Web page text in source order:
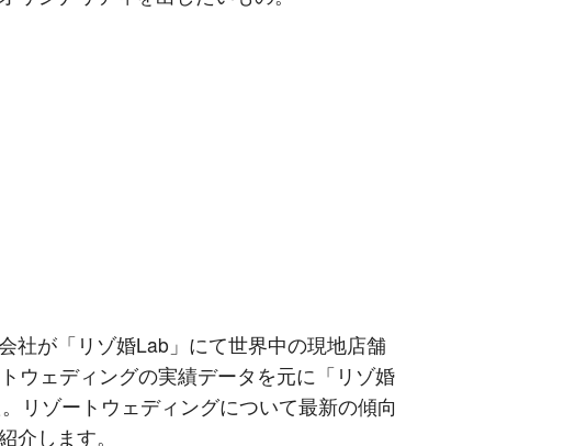
社が「リゾ婚Lab」にて世界中の現地店舗
ウェディングの実績データを元に「リゾ婚
リゾートウェディングについて最新の傾向
介します。